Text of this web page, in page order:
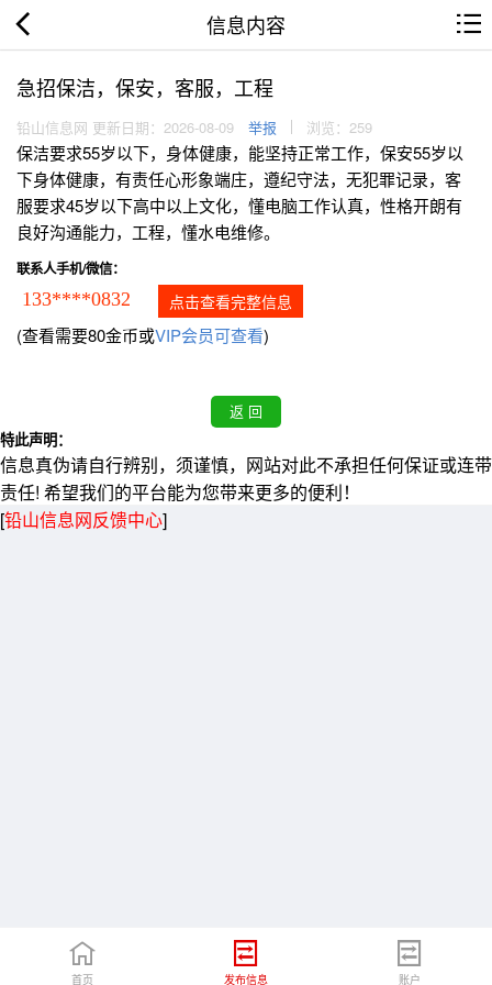
信息内容
急招保洁，保安，客服，工程
铅山信息网 更新日期：2026-08-09 举报 浏览：259
保洁要求55岁以下，身体健康，能坚持正常工作，保安55岁以
下身体健康，有责任心形象端庄，遵纪守法，无犯罪记录，客
服要求45岁以下高中以上文化，懂电脑工作认真，性格开朗有
良好沟通能力，工程，懂水电维修。
联系人手机/微信：
133****0832 点击查看完整信息
(查看需要80金币或VIP会员可查看)
特此声明：
信息真伪请自行辨别，须谨慎，网站对此不承担任何保证或连带
责任! 希望我们的平台能为您带来更多的便利！
[铅山信息网反馈中心]
首页 发布信息 账户